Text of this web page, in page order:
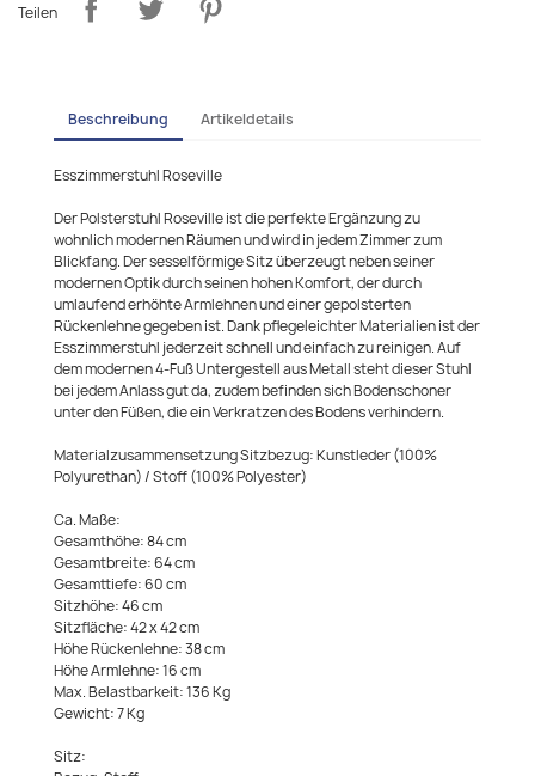
Teilen
Beschreibung Artikeldetails
Esszimmerstuhl Roseville
Der Polsterstuhl Roseville ist die perfekte Ergänzung zu
wohnlich modernen Räumen und wird in jedem Zimmer zum
Blickfang. Der sesselförmige Sitz überzeugt neben seiner
modernen Optik durch seinen hohen Komfort, der durch
umlaufend erhöhte Armlehnen und einer gepolsterten
Rückenlehne gegeben ist. Dank pflegeleichter Materialien ist der
Esszimmerstuhl jederzeit schnell und einfach zu reinigen. Auf
dem modernen 4-Fuß Untergestell aus Metall steht dieser Stuhl
bei jedem Anlass gut da, zudem befinden sich Bodenschoner
unter den Füßen, die ein Verkratzen des Bodens verhindern.
Materialzusammensetzung Sitzbezug: Kunstleder (100%
Polyurethan) / Stoff (100% Polyester)
Ca. Maße:
Gesamthöhe: 84 cm
Gesamtbreite: 64 cm
Gesamttiefe: 60 cm
Sitzhöhe: 46 cm
Sitzfläche: 42 x 42 cm
Höhe Rückenlehne: 38 cm
Höhe Armlehne: 16 cm
Max. Belastbarkeit: 136 Kg
Gewicht: 7 Kg
Sitz: